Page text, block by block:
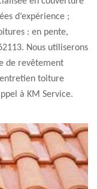
d’expérience ;
: en pente,
Nous utiliserons
de revêtement
toiture
à KM Service.